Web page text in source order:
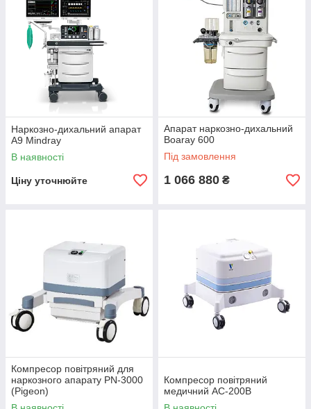
Наркозно-дихальний апарат
A9 Mindray
В наявності
Ціну уточнюйте
Апарат наркозно-дихальний
Boaray 600
Під замовлення
1 066 880 ₴
Компресор повітряний для
наркозного апарату PN-3000
(Pigeon)
Компресор повітряний
медичний AC-200В